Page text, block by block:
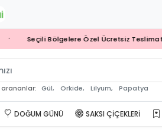
Seçili Bölgelere Özel Ücretsiz Teslimat!
arananlar: Gül, Orkide, Lilyum, Papatya
DOĞUM GÜNÜ SAKSI ÇIÇEKLERI